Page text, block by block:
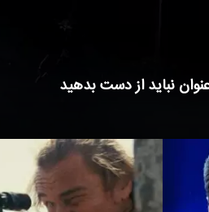
نباید از دست بدهید